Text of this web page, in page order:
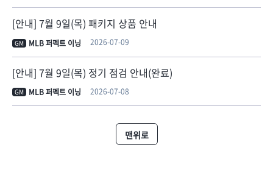
[안내] 7월 9일(목) 패키지 상품 안내
GM MLB 퍼펙트 이닝 2026-07-09
[안내] 7월 9일(목) 정기 점검 안내(완료)
GM MLB 퍼펙트 이닝 2026-07-08
맨위로